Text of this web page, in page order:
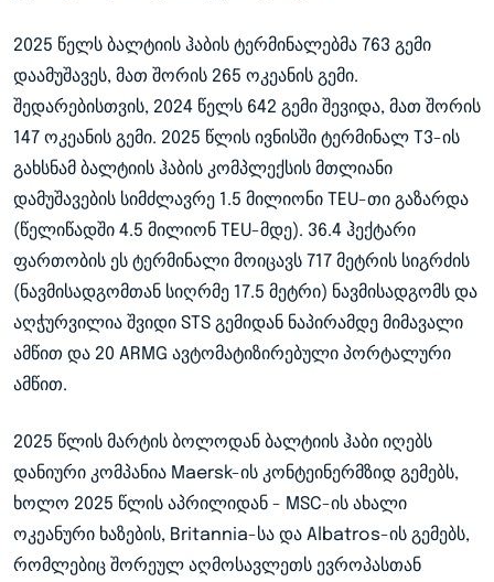
2025 წელს ბალტიის ჰაბის ტერმინალებმა 763 გემი
დაამუშავეს, მათ შორის 265 ოკეანის გემი.
შედარებისთვის, 2024 წელს 642 გემი შევიდა, მათ შორის
147 ოკეანის გემი. 2025 წლის ივნისში ტერმინალ T3-ის
გახსნამ ბალტიის ჰაბის კომპლექსის მთლიანი
დამუშავების სიმძლავრე 1.5 მილიონი TEU-თი გაზარდა
(წელიწადში 4.5 მილიონ TEU-მდე). 36.4 ჰექტარი
ფართობის ეს ტერმინალი მოიცავს 717 მეტრის სიგრძის
(ნავმისადგომთან სიღრმე 17.5 მეტრი) ნავმისადგომს და
აღჭურვილია შვიდი STS გემიდან ნაპირამდე მიმავალი
ამწით და 20 ARMG ავტომატიზირებული პორტალური
ამწით.
2025 წლის მარტის ბოლოდან ბალტიის ჰაბი იღებს
დანიური კომპანია Maersk-ის კონტეინერმზიდ გემებს,
ხოლო 2025 წლის აპრილიდან - MSC-ის ახალი
ოკეანური ხაზების, Britannia-სა და Albatros-ის გემებს,
რომლებიც შორეულ აღმოსავლეთს ევროპასთან